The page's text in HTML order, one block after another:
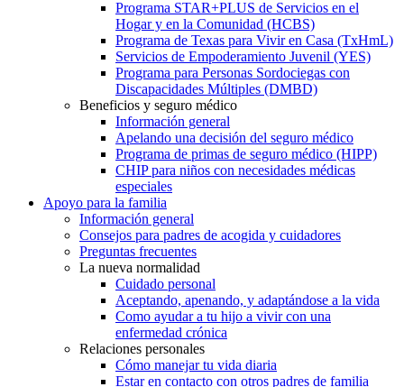
Programa STAR+PLUS de Servicios en el
Hogar y en la Comunidad (HCBS)
Programa de Texas para Vivir en Casa (TxHmL)
Servicios de Empoderamiento Juvenil (YES)
Programa para Personas Sordociegas con
Discapacidades Múltiples (DMBD)
Beneficios y seguro médico
Información general
Apelando una decisión del seguro médico
Programa de primas de seguro médico (HIPP)
CHIP para niños con necesidades médicas
especiales
Apoyo para la familia
Información general
Consejos para padres de acogida y cuidadores
Preguntas frecuentes
La nueva normalidad
Cuidado personal
Aceptando, apenando, y adaptándose a la vida
Como ayudar a tu hijo a vivir con una
enfermedad crónica
Relaciones personales
Cómo manejar tu vida diaria
Estar en contacto con otros padres de familia